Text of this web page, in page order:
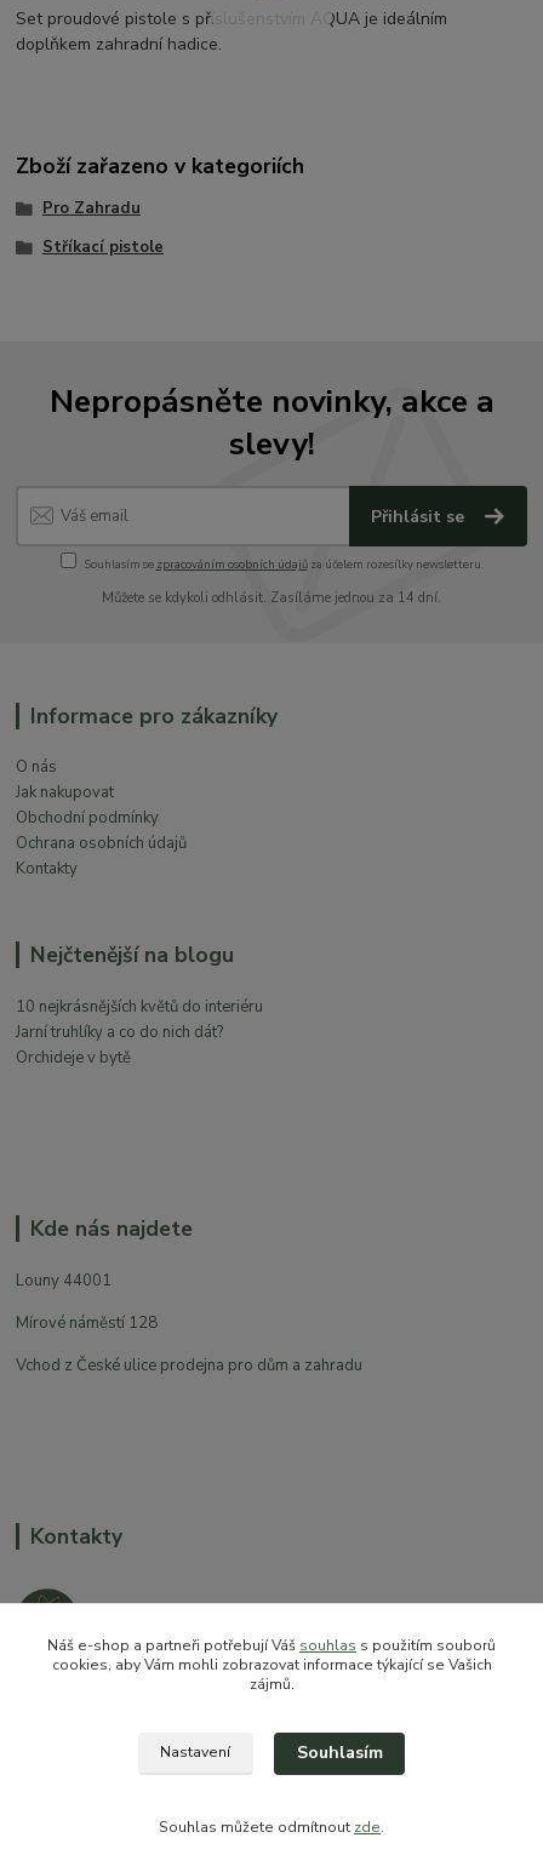
Set proudové pistole s příslušenstvím AQUA je ideálním
doplňkem zahradní hadice.
Zboží zařazeno v kategoriích
Pro Zahradu
Stříkací pistole
Nepropásněte novinky, akce a
slevy!
Přihlásit se
Souhlasím se zpracováním osobních údajůza účelem rozesílky newsletteru.
Můžete se kdykoli odhlásit. Zasíláme jednou za 14 dní.
Informace pro zákazníky
O nás
Jak nakupovat
Obchodní podmínky
Ochrana osobních údajů
Kontakty
Nejčtenější na blogu
10 nejkrásnějších květů do interiéru
Jarní truhlíky a co do nich dát?
Orchideje v bytě
Kde nás najdete
Louny 44001
Mírové náměstí 128
Vchod z České ulice prodejna pro dům a zahradu
Kontakty
sales@prokytky.cz
Náš e-shop a partneři potřebují Váš souhlas s použitím souborů
cookies, aby Vám mohli zobrazovat informace týkající se Vašich
zájmů.
Nastavení Souhlasím
Souhlas můžete odmítnout zde.